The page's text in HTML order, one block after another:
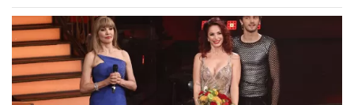
LINKEDIN
INSTAGRAM FACEBOOK
Giornalista e laureato in Lettere, è
appassionato di cinema, spettacolo, calcio
e sport.